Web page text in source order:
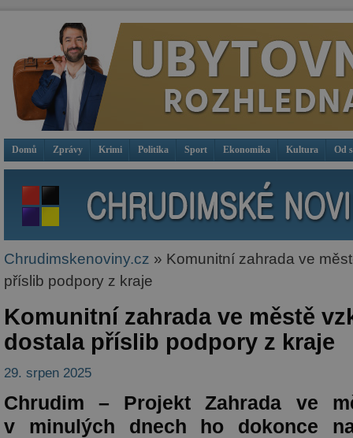
Domů Zprávy Krimi Politika Sport Ekonomika Kultura Od
Chrudimskenoviny.cz » Komunitní zahrada ve
příslib podpory z kraje
Komunitní zahrada ve městě
dostala příslib podpory z kraje
29. srpen 2025
Chrudim – Projekt Zahrada ve
v minulých dnech ho dokonce